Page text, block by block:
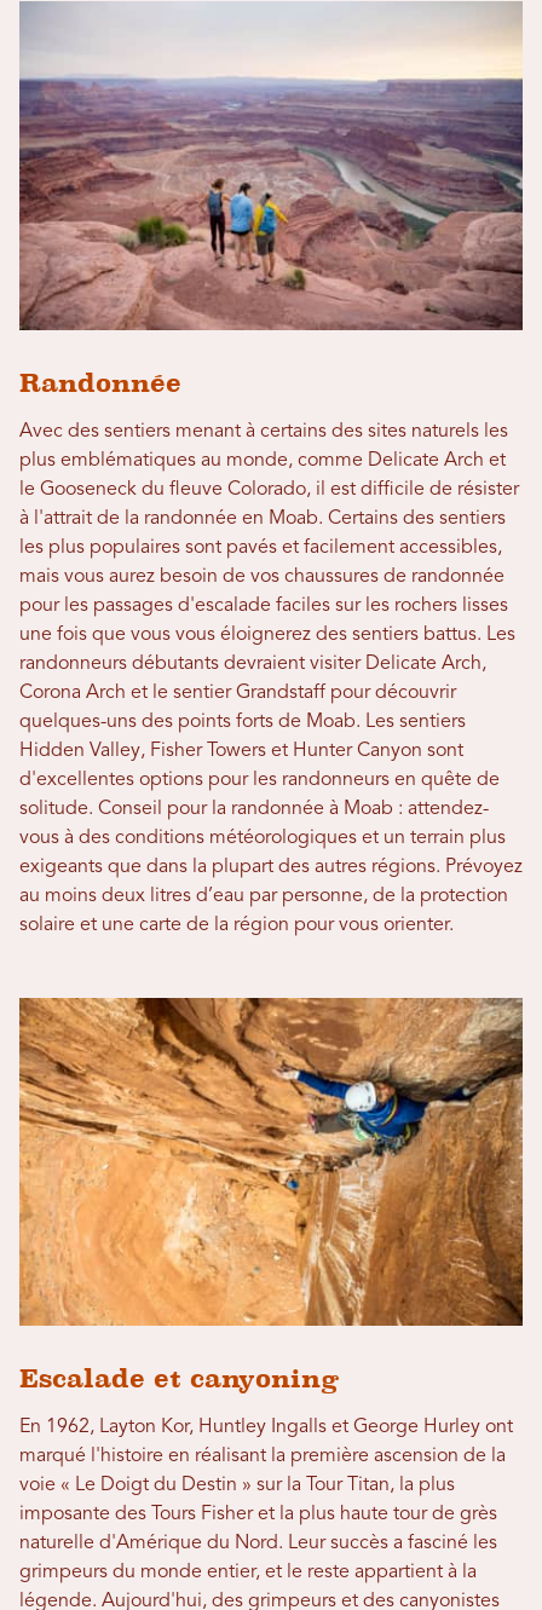
Randonnée
Avec des sentiers menant à certains des sites naturels les
plus emblématiques au monde, comme Delicate Arch et
le Gooseneck du fleuve Colorado, il est difficile de résister
à l'attrait de la randonnée en Moab. Certains des sentiers
les plus populaires sont pavés et facilement accessibles,
mais vous aurez besoin de vos chaussures de randonnée
pour les passages d'escalade faciles sur les rochers lisses
une fois que vous vous éloignerez des sentiers battus. Les
randonneurs débutants devraient visiter Delicate Arch,
Corona Arch et le sentier Grandstaff pour découvrir
quelques-uns des points forts de Moab. Les sentiers
Hidden Valley, Fisher Towers et Hunter Canyon sont
d'excellentes options pour les randonneurs en quête de
solitude. Conseil pour la randonnée à Moab : attendez-
vous à des conditions météorologiques et un terrain plus
exigeants que dans la plupart des autres régions. Prévoyez
au moins deux litres d’eau par personne, de la protection
solaire et une carte de la région pour vous orienter.
Escalade et canyoning
En 1962, Layton Kor, Huntley Ingalls et George Hurley ont
marqué l'histoire en réalisant la première ascension de la
voie « Le Doigt du Destin » sur la Tour Titan, la plus
imposante des Tours Fisher et la plus haute tour de grès
naturelle d'Amérique du Nord. Leur succès a fasciné les
grimpeurs du monde entier, et le reste appartient à la
légende. Aujourd'hui, des grimpeurs et des canyonistes